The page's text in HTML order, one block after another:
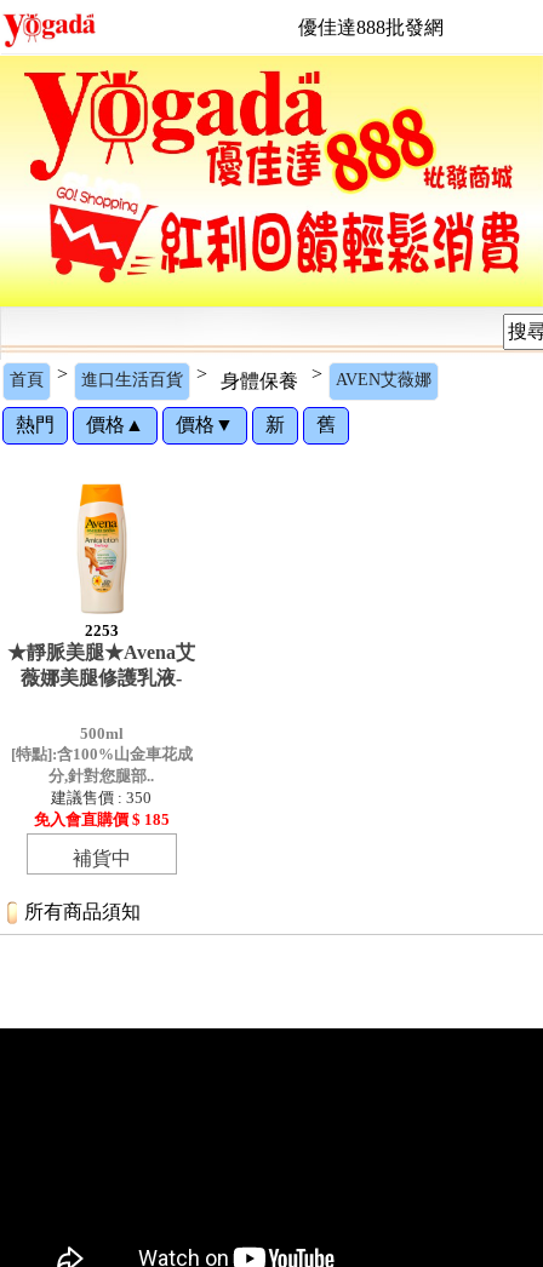
優佳達888批發網
首頁 > 進口生活百貨 > 身體保養 > AVEN艾薇娜
熱門 價格▲ 價格▼ 新 舊
2253
★靜脈美腿★Avena艾
薇娜美腿修護乳液-
500ml
[特點]:含100%山金車花成
分,針對您腿部..
建議售價 : 350
免入會直購價 $ 185
補貨中
所有商品須知